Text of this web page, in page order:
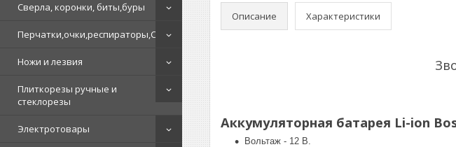
Сверла, коронки, биты,буры
Перчатки,очки,респираторы,СИЗ
Ножи и лезвия
Плиткорезы ручные и
стеклорезы
Электротовары
Описание Характеристики
Аккумуляторная батарея Li-ion
Вольтаж - 12 В.